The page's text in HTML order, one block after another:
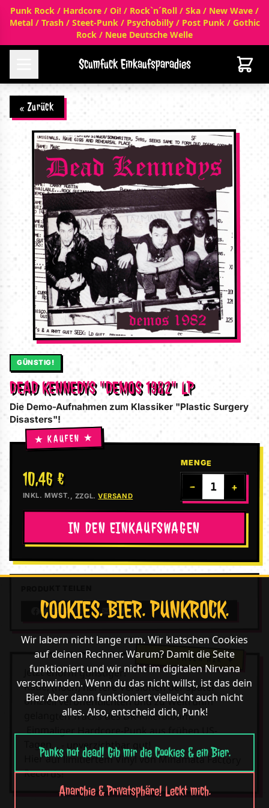
Punk Rock / Hardcore / Oi! / Rock`n´Roll / Ska / New Wave /
Metal / Trash / Steet-Punk / Psychobilly / Post Punk / Gothic
Rock / Neue Deutsche Welle
Scumfuck Einkaufsparadies
« Zurück
GÜNSTIG!
DEAD KENNEDYS "DEMOS 1982" LP
Die Demo-Aufnahmen zum Klassiker "Plastic Surgery
Disasters"!
10,46 €
INKL. MWST., ZZGL.VERSAND
MENGE
− +
IN DEN EINKAUFSWAGEN
FACEBOOK E-MAIL LINK KOPIEREN
Jetzt enorm günstiger!
Raue, (noch) härtere Versionen der später
offiziell veröffentlichten und zu Weltruhm
gelangten Tracks des DK-Killeralbum!
Einmaliger Hardcore-Punk aus frühen US-
Tagen... - unverzichtbar gut!
Hier auf limitiertem Vinyl von Minamata Factory
Records!
COOKIES. BIER. PUNKROCK.
Wir labern nicht lange rum. Wir klatschen Cookies
auf deinen Rechner. Warum? Damit die Seite
funktioniert und wir nicht im digitalen Nirvana
verschwinden. Wenn du das nicht willst, ist das dein
Bier. Aber dann funktioniert vielleicht auch nicht
alles. Also, entscheid dich, Punk!
Punks not dead! Gib mir die Cookies & ein Bier.
Anarchie & Privatsphäre! Leckt mich.